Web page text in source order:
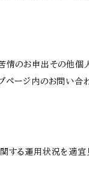
情のお申出その他
ページ内のお問い合
する運用状況を適宜